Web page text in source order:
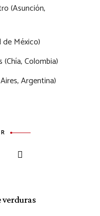
(Asunción,
de México)
Colombia)
Argentina)
verduras